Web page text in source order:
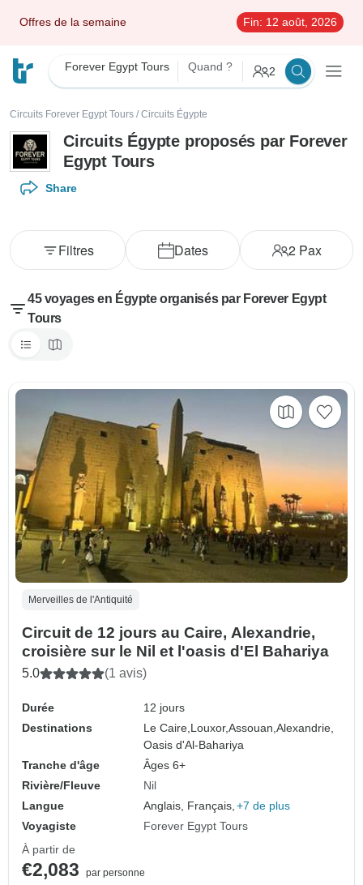
Offres de la semaine Fin: 12 août, 2026
Forever Egypt Tours Quand ? 2
Circuits Forever Egypt Tours / Circuits Égypte
Circuits Égypte proposés par Forever
Egypt Tours
Share
Dates 2Pax
Filtres
45 voyages en Égypte organisés par Forever Egypt
Tours
Merveilles de l'Antiquité
Circuit de 12 jours au Caire, Alexandrie,
croisière sur le Nil et l'oasis d'El Bahariya
5.0 (1 avis)
Durée
12 jours
Destinations
Le Caire, Louxor,Assouan,Alexandrie,
Oasis d'Al-Bahariya
Tranche d'âge
Âges 6+
Rivière/Fleuve
Nil
Langue
Anglais, Français, +7 de plus
Voyagiste
Forever Egypt Tours
À partir de
€2,083
par personne